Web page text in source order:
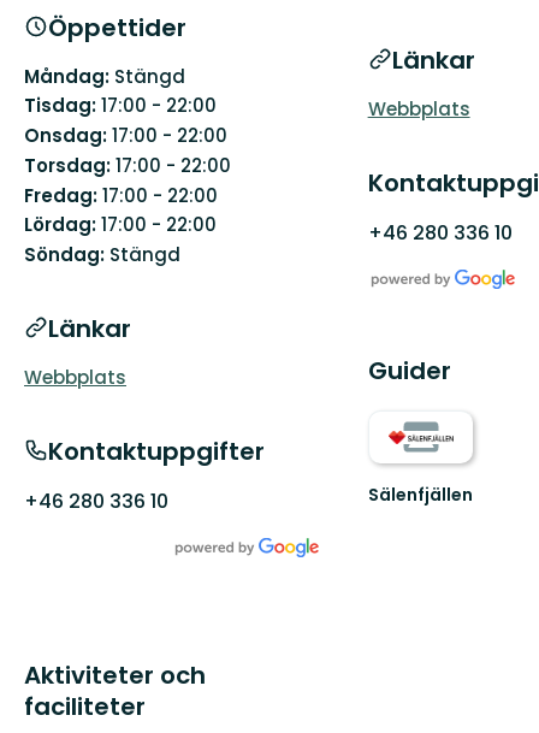
Öppettider
Måndag: Stängd
Tisdag:17:00 - 22:00
Onsdag:17:00 - 22:00
Torsdag:17:00 - 22:00
Fredag:17:00 - 22:00
Lördag:17:00 - 22:00
Söndag: Stängd
Länkar
Webbplats
Kontaktuppgifter
+46 280 336 10
Aktiviteter och
faciliteter
Länkar
Webbplats
+46 280 336 10
Guider
Sälenfjällen